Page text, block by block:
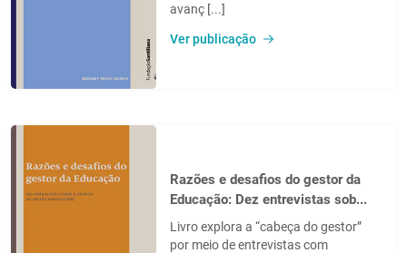
avanç [...]
Ver publicação
Razões e desafios do gestor da
Educação: Dez entrevistas sob...
Livro explora a “cabeça do gestor”
por meio de entrevistas com